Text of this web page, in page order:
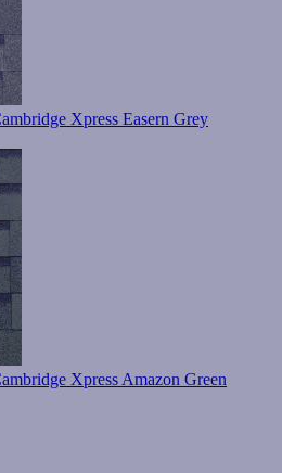
Xpress Easern Grey
Xpress Amazon Green